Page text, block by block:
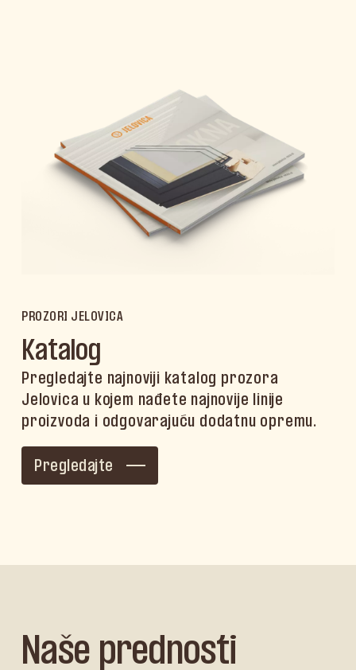
PROZORI JELOVICA
Katalog
Pregledajte najnoviji katalog prozora
Jelovica u kojem nađete najnovije linije
proizvoda i odgovarajuću dodatnu opremu.
Pregledajte
Naše prednosti